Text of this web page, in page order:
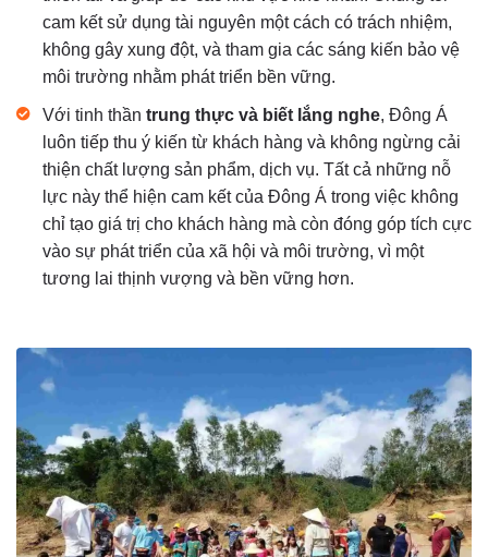
cam kết sử dụng tài nguyên một cách có trách nhiệm,
không gây xung đột, và tham gia các sáng kiến bảo vệ
môi trường nhằm phát triển bền vững.
Với tinh thần trung thực và biết lắng nghe, Đông Á
luôn tiếp thu ý kiến từ khách hàng và không ngừng cải
thiện chất lượng sản phẩm, dịch vụ. Tất cả những nỗ
lực này thể hiện cam kết của Đông Á trong việc không
chỉ tạo giá trị cho khách hàng mà còn đóng góp tích cực
vào sự phát triển của xã hội và môi trường, vì một
tương lai thịnh vượng và bền vững hơn.